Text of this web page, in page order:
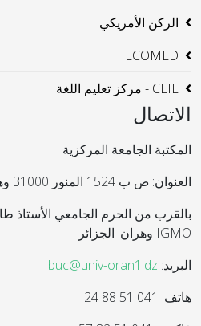
الركن الأمريكي
ECOMED
CEIL - مركز تعليم اللغة
الاتصال
المكتبة الجامعة المركزية
العنوان: ص ب 1524 المنور 31000 وهران
بالقرب من الحرم الجامعي الأستاذ
IGMO وهران. الجزائر
البريد: buc@univ-oran1.dz
هاتف: 041 51 88 24